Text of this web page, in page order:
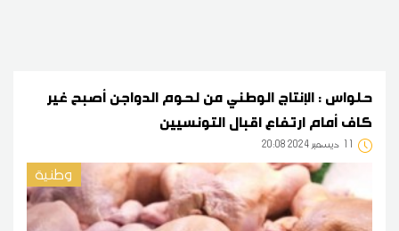
حلواس : الإنتاج الوطني من لحوم الدواجن أصبح غير
كاف أمام ارتفاع اقبال التونسيين
11 20:08 2024 ديسمبر
وطنية